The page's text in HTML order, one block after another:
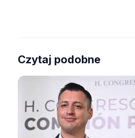
Czytaj podobne